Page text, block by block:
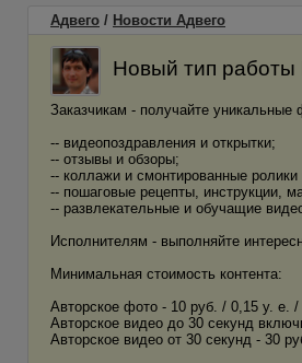
Адвего / Новости Адвего
Новый тип работы
Заказчикам - получайте
-- видеопоздравления и открытки;
-- отзывы и обзоры;
-- коллажи и смонтированные
-- пошаговые рецепты, инструкции,
-- развлекательные и обучащие
Исполнителям - выполняйте
Минимальная стоимость контента:
Авторское фото - 10 руб. / 0,15 у. е.
Авторское видео до 30 секунд
Авторское видео от 30 секунд - 30